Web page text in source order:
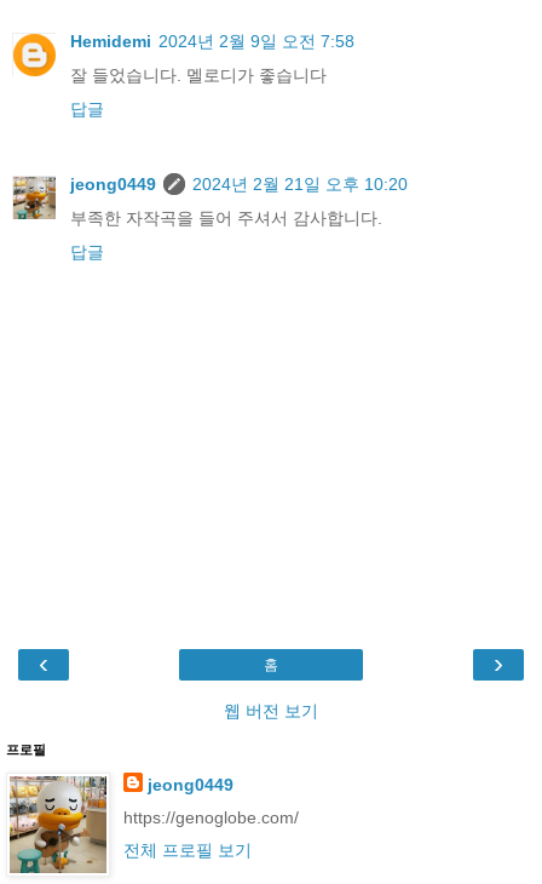
Hemidemi 2024년 2월 9일 오전 7:58
잘 들었습니다. 멜로디가 좋습니다
답글
jeong0449
2024년 2월 21일 오후 10:20
부족한 자작곡을 들어 주셔서 감사합니다.
답글
‹ ›
홈
웹 버전 보기
프로필
jeong0449
https://genoglobe.com/
전체 프로필 보기